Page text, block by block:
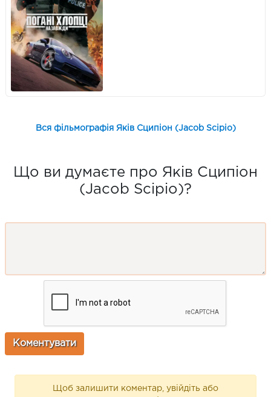
Вся фільмографія Яків Сципіон (Jacob Scipio)
Що ви думаєте про Яків Сципіон
(Jacob Scipio)?
Щоб залишити коментар, увійдіть або